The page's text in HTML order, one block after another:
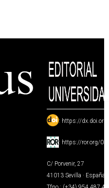
: https://
: https://ror.org/
C/ Porvenir, 27
41013 Sevilla · España